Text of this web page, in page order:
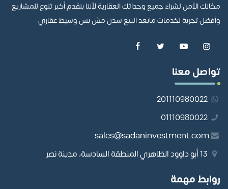
مكانك الآمن لشراء جميع وحداتك العقارية لأننا بنقدم أكبر تنوع للمشاريع
وأفضل تجربة لخدمات مابعد البيع سدن مش بس وسيط عقاري
تواصل معنا
201110980022
01110980022
sales@sadaninvestment.com
روابط مهمة